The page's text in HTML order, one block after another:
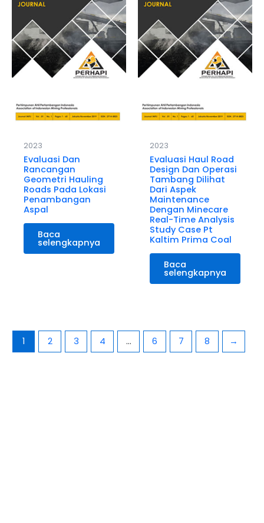
2023
Evaluasi Dan
Rancangan
Geometri Hauling
Roads Pada Lokasi
Penambangan
Aspal
Baca
selengkapnya
2023
Evaluasi Haul Road
Design Dan Operasi
Tambang Dilihat
Dari Aspek
Maintenance
Dengan Minecare
Real-Time Analysis
Study Case Pt
Kaltim Prima Coal
Baca
selengkapnya
1 2 3 4 … 6 7 8 →